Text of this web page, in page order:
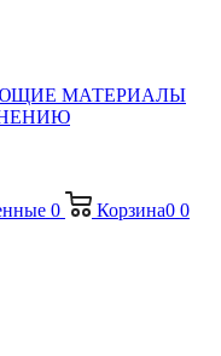
МАТЕРИАЛЫ
0 Корзина0 0